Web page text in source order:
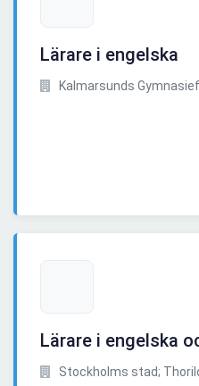
Lärare i engelska
Kalmarsunds
Lärare i engelska
Stockholms stad;